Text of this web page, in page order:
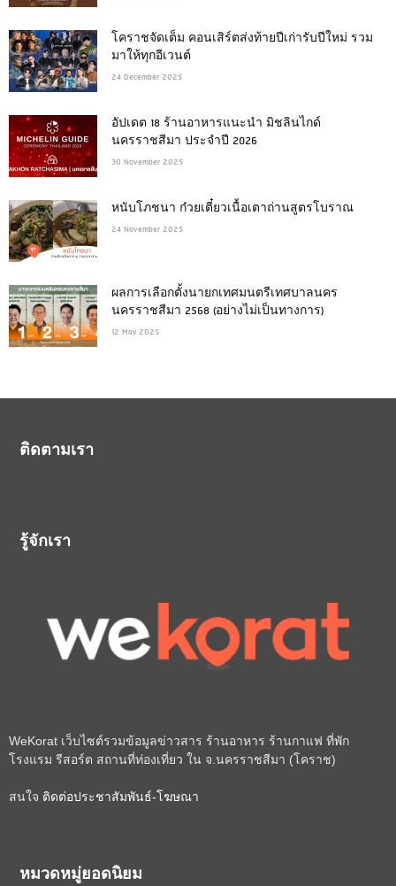
โคราชจัดเต็ม คอนเสิร์ตส่งท้ายปีเก่ารับปีใหม่ รวม
มาให้ทุกอีเวนต์
24 December 2025
อัปเดต 18 ร้านอาหารแนะนำ มิชลินไกด์
นครราชสีมา ประจำปี 2026
30 November 2025
หนับโภชนา ก๋วยเตี๋ยวเนื้อเตาถ่านสูตรโบราณ
24 November 2025
ผลการเลือกตั้งนายกเทศมนตรีเทศบาลนคร
นครราชสีมา 2568 (อย่างไม่เป็นทางการ)
12 May 2025
ติดตามเรา
รู้จักเรา
WeKorat เว็บไซต์รวมข้อมูลข่าวสาร ร้านอาหาร ร้านกาแฟ ที่พัก
โรงแรม รีสอร์ต สถานที่ท่องเที่ยว ใน จ.นครราชสีมา (โคราช)
สนใจ ติดต่อประชาสัมพันธ์-โฆษณา
หมวดหมู่ยอดนิยม